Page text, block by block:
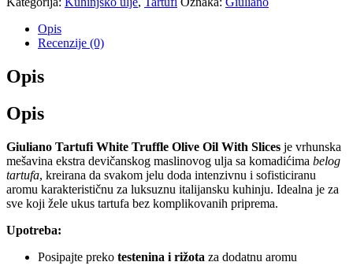
belih
količina
Opis
Recenzije (0)
Opis
Opis
Giuliano Tartufi White Truffle Olive Oil With Slices je vrhunska
mešavina ekstra devičanskog maslinovog ulja sa komadićima belog
tartufa, kreirana da svakom jelu doda intenzivnu i sofisticiranu
aromu karakterističnu za luksuznu italijansku kuhinju. Idealna je za
sve koji žele ukus tartufa bez komplikovanih priprema.
Upotreba:
Posipajte preko testenina i rižota za dodatnu aromu